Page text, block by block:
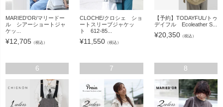
MARIED'OR/マリードー
ル シアーショートジャ
ケッ...
¥12,705 （税込）
CLOCHE/クロシェ ショ
ートスリーブジャケッ
ト 612-85...
¥11,550 （税込）
【予約】TODAYFUL/トゥ
デイフル Ecoleather S...
¥20,350（税込）
6 7 8